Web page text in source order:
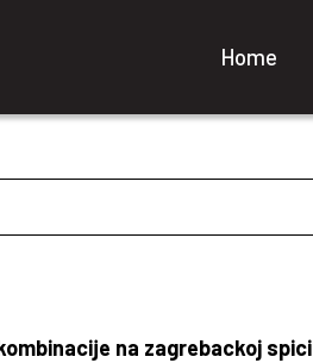
Home
na zagrebackoj spici